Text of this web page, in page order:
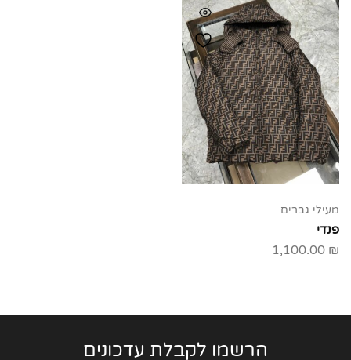
מעילי גברים
פנדי
1,100.00 ₪
הרשמו לקבלת עדכונים